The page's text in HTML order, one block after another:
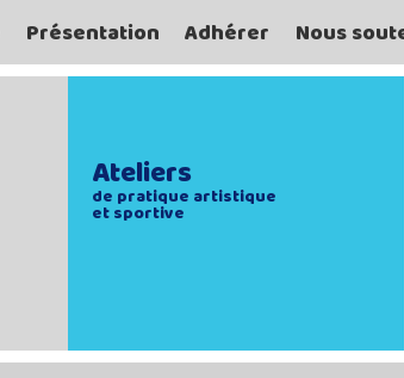
Présentation Adhérer Nous
Ateliers
de pratique artistique
et sportive